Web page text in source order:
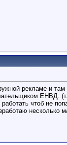
рекламе и
ЕНВД.
чтоб не
несколько